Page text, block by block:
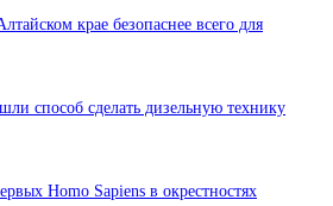
крае безопаснее всего для
способ сделать дизельную технику
Homo Sapiens в окрестностях